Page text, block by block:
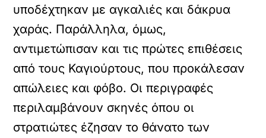
υποδέχτηκαν με αγκαλιές και δάκρυα
χαράς. Παράλληλα, όμως,
αντιμετώπισαν και τις πρώτες επιθέσεις
από τους Καγιούρτους, που προκάλεσαν
απώλειες και φόβο. Οι περιγραφές
περιλαμβάνουν σκηνές όπου οι
στρατιώτες έζησαν το θάνατο των